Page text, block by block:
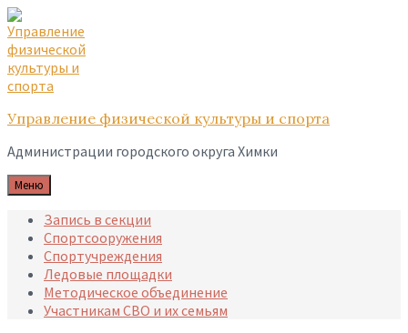
Skip
to
content
Skip
to
main
navigation
Skip
to
footer
Управление физической культуры и спорта
Администрации городского округа Химки
Меню
Запись в секции
Спортсооружения
Спортучреждения
Ледовые площадки
Методическое объединение
Участникам СВО и их семьям